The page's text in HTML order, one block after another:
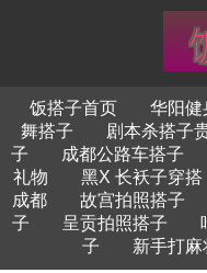
饭搭子首页 华阳健
舞搭子
剧本杀搭子
子
成都公路车搭子
礼物
黑X 长袄子穿搭
成都
故宫拍照搭子
子
呈贡拍照搭子
子
新手打麻